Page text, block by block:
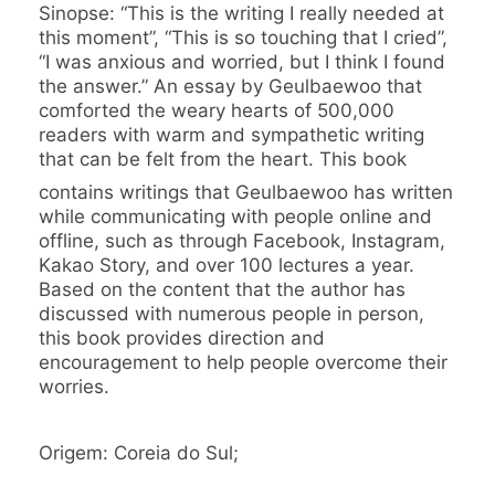
Sinopse: “This is the writing I really needed at
this moment”, “This is so touching that I cried”,
“I was anxious and worried, but I think I found
the answer.” An essay by Geulbaewoo that
comforted the weary hearts of 500,000
readers with warm and sympathetic writing
that can be felt from the heart. This book
contains writings that Geulbaewoo has written
while communicating with people online and
offline, such as through Facebook, Instagram,
Kakao Story, and over 100 lectures a year.
Based on the content that the author has
discussed with numerous people in person,
this book provides direction and
encouragement to help people overcome their
worries.
Origem: Coreia do Sul;